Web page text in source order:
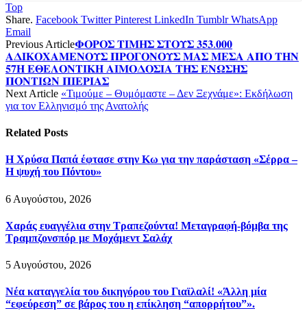
Top
Share. Facebook Twitter Pinterest LinkedIn Tumblr WhatsApp
Email
Previous Article𝚽𝚶𝚸𝚶𝚺 𝚻𝚰𝚳𝚮𝚺 𝚺𝚻𝚶𝚼𝚺 𝟑𝟓𝟑.𝟎𝟎𝟎
𝚨𝚫𝚰𝚱𝚶𝚾𝚨𝚳𝚬𝚴𝚶𝚼𝚺 𝚷𝚸𝚶𝚪𝚶𝚴𝚶𝚼𝚺 𝚳𝚨𝚺 𝚳𝚬𝚺𝚨 𝚨𝚷𝚶 𝚻𝚮𝚴
𝟓𝟕𝚮 𝚬𝚯𝚬𝚲𝚶𝚴𝚻𝚰𝚱𝚮 𝚨𝚰𝚳𝚶𝚫𝚶𝚺𝚰𝚨 𝚻𝚮𝚺 𝚬𝚴𝛀𝚺𝚮𝚺
𝚷𝚶𝚴𝚻𝚰𝛀𝚴 𝚷𝚰𝚬𝚸𝚰𝚨𝚺
Next Article «Τιμούμε – Θυμόμαστε – Δεν Ξεχνάμε»: Εκδήλωση
για τον Ελληνισμό της Ανατολής
Related Posts
Η Χρύσα Παπά έφτασε στην Κω για την παράσταση «Σέρρα –
Η ψυχή του Πόντου»
6 Αυγούστου, 2026
Χαράς ευαγγέλια στην Τραπεζούντα! Μεταγραφή-βόμβα της
Τραμπζονσπόρ με Μοχάμεντ Σαλάχ
5 Αυγούστου, 2026
Νέα καταγγελία του δικηγόρου του Γιαϊλαλί! «Άλλη μία
“εφεύρεση” σε βάρος του η επίκληση “απορρήτου”».